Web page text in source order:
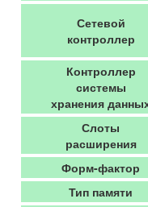
Сетевой
контроллер
Контроллер
системы
хранения
Слоты
расширения
Форм-фактор
Тип памяти